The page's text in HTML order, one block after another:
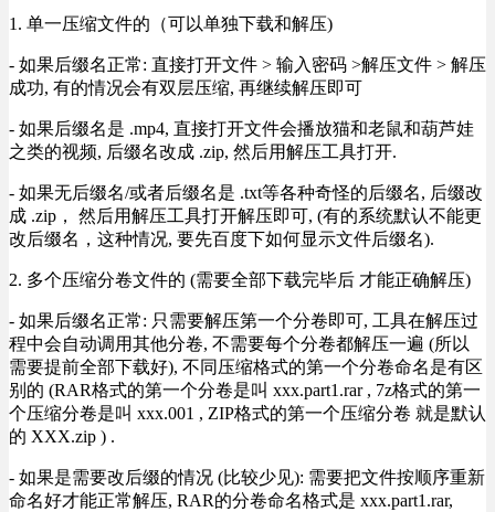
1. 单一压缩文件的（可以单独下载和解压)
- 如果后缀名正常: 直接打开文件 > 输入密码 >解压文件 > 解压
成功, 有的情况会有双层压缩, 再继续解压即可
- 如果后缀名是 .mp4, 直接打开文件会播放猫和老鼠和葫芦娃
之类的视频, 后缀名改成 .zip, 然后用解压工具打开.
- 如果无后缀名/或者后缀名是 .txt等各种奇怪的后缀名, 后缀改
成 .zip， 然后用解压工具打开解压即可, (有的系统默认不能更
改后缀名，这种情况, 要先百度下如何显示文件后缀名).
2. 多个压缩分卷文件的 (需要全部下载完毕后 才能正确解压)
- 如果后缀名正常: 只需要解压第一个分卷即可, 工具在解压过
程中会自动调用其他分卷, 不需要每个分卷都解压一遍 (所以
需要提前全部下载好), 不同压缩格式的第一个分卷命名是有区
别的 (RAR格式的第一个分卷是叫 xxx.part1.rar , 7z格式的第一
个压缩分卷是叫 xxx.001 , ZIP格式的第一个压缩分卷 就是默认
的 XXX.zip ) .
- 如果是需要改后缀的情况 (比较少见): 需要把文件按顺序重新
命名好才能正常解压, RAR的分卷命名格式是 xxx.part1.rar,